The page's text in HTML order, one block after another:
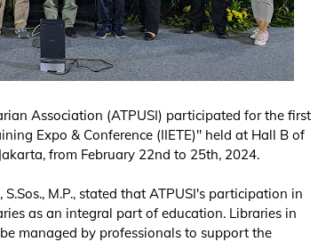
Association (ATPUSI) participated for the first
Expo & Conference (IIETE)" held at Hall B of
from February 22nd to 25th, 2024.
M.P., stated that ATPUSI's participation in
as an integral part of education. Libraries in
managed by professionals to support the